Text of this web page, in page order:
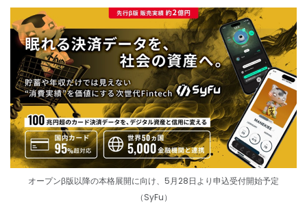
オープンβ版以降の本格展開に向け、5月28日より申込受付開始予定
（SyFu）